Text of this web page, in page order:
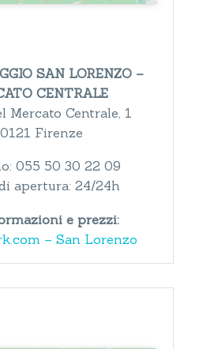
SAN LORENZO –
CENTRALE
Mercato Centrale, 1
Firenze
055 50 30 22 09
apertura: 24/24h
e prezzi:
– San Lorenzo